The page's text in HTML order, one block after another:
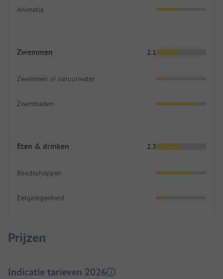
Animatie
Zwemmen 2.1
Zwemmen in natuurwater
Zwembaden
Eten & drinken 2.3
Boodschappen
Eetgelegenheid
Prijzen
Indicatie tarieven 2026